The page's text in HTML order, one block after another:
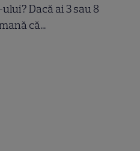
ului? Dacă ai 3 sau 8
că...